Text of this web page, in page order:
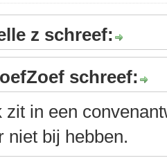
z schreef:
schreef:
zit in een
niet bij hebben.